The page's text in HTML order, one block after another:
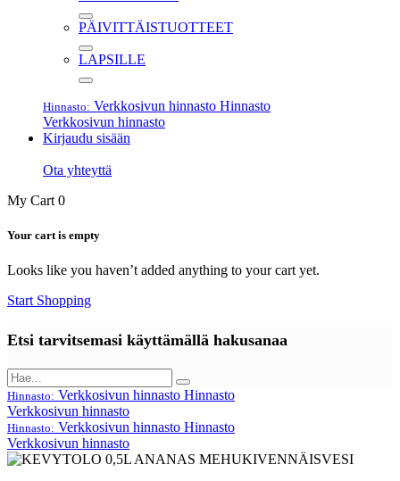
PÄIVITTÄISTUOTTEET
LAPSILLE
Hinnasto: Verkkosivun hinnasto Hinnasto
Verkkosivun hinnasto
Kirjaudu sisään
Ota yhteyttä
My Cart 0
Your cart is empty
Looks like you haven’t added anything to your cart yet.
Start Shopping
Etsi tarvitsemasi käyttämällä hakusanaa
Hinnasto: Verkkosivun hinnasto Hinnasto
Verkkosivun hinnasto
Hinnasto: Verkkosivun hinnasto Hinnasto
Verkkosivun hinnasto